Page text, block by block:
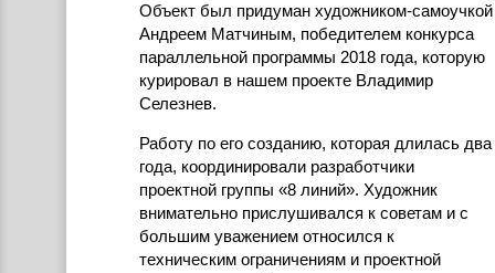
Объект был придуман художником-самоучкой
Андреем Матчиным, победителем конкурса
параллельной программы 2018 года, которую
курировал в нашем проекте Владимир
Селезнев.
Работу по его созданию, которая длилась два
года, координировали разработчики
проектной группы «8 линий». Художник
внимательно прислушивался к советам и с
большим уважением относился к
техническим ограничениям и проектной